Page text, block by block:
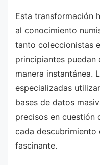
Esta transformación
al conocimiento
tanto coleccionistas
principiantes puedan
manera instantánea.
especializadas
bases de datos
precisos en cuestión
cada descubrimiento
fascinante.